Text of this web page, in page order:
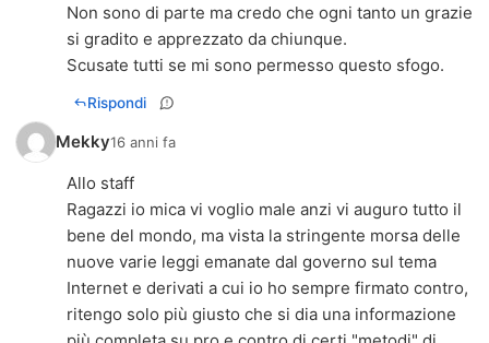
Non sono di parte ma credo che ogni tanto un grazie
si gradito e apprezzato da chiunque.
Scusate tutti se mi sono permesso questo sfogo.
Rispondi
Mekky16 anni fa
Allo staff
Ragazzi io mica vi voglio male anzi vi auguro tutto il
bene del mondo, ma vista la stringente morsa delle
nuove varie leggi emanate dal governo sul tema
Internet e derivati a cui io ho sempre firmato contro,
ritengo solo più giusto che si dia una informazione